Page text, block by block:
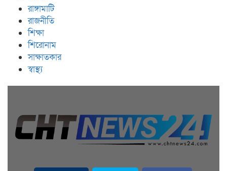
রাঙ্গামাটি
রাজনীতি
শিক্ষা
শিরোনাম
সাক্ষাতকার
স্বাস্থ্য